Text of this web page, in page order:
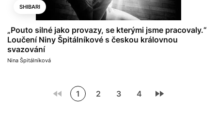
SHIBARI
„Pouto silné jako provazy, se kterými jsme pracovaly.“
Loučení Niny Špitálníkové s českou královnou
svazování
Nina Špitálníková
1 2 3 4